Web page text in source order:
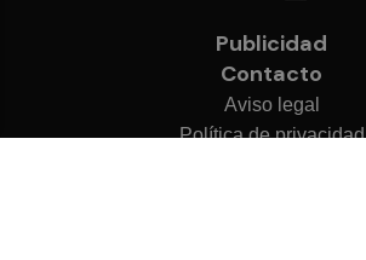
Publicidad
Contacto
Aviso legal
Política de privacidad